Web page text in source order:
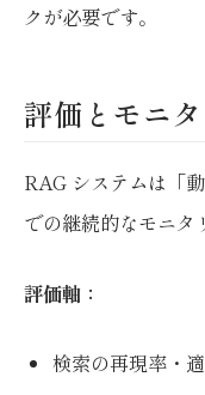
クが必要です。
評価とモニ
RAG システムは「
での継続的なモニタ
評価軸：
検索の再現率・